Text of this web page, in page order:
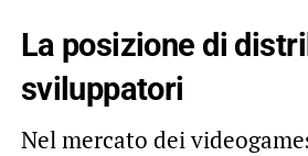
La posizione di
sviluppatori
Nel mercato dei